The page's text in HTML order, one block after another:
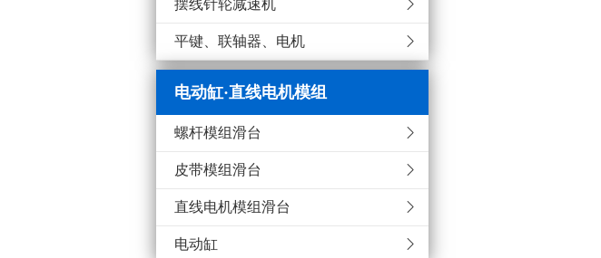
摆线针轮减速机
平键、联轴器、电机
电动缸·直线电机模组
螺杆模组滑台
皮带模组滑台
直线电机模组滑台
电动缸